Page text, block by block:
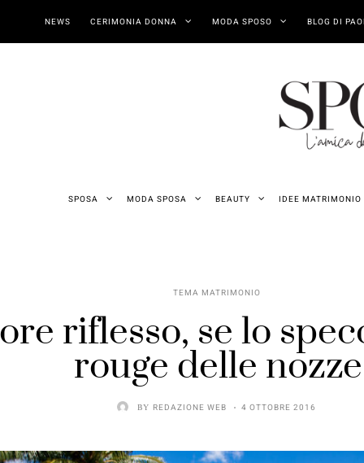
NEWS CERIMONIA DONNA MODA SPOSO BLOG DI
SPOSA MODA SPOSA BEAUTY IDEE MATRIMONIO
TEMA MATRIMONIO
riflesso, se lo
rouge delle nozze
BY REDAZIONE WEB 4 OTTOBRE 2016